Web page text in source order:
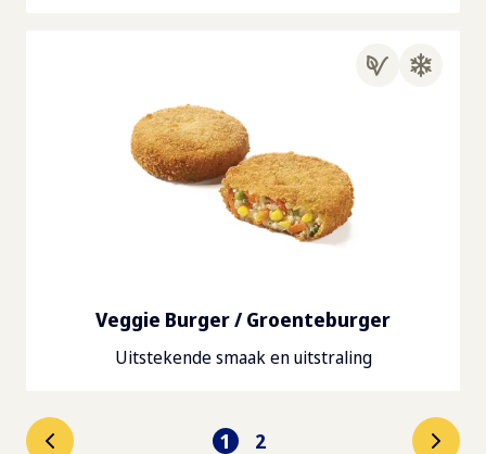
Veggie Burger / Groenteburger
Uitstekende smaak en uitstraling
1 2